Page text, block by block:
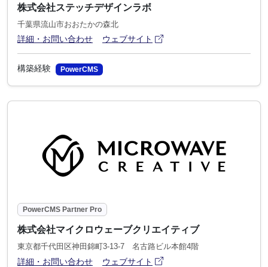
株式会社ステッチデザインラボ
千葉県流山市おおたかの森北
詳細・お問い合わせ ウェブサイト
構築経験 PowerCMS
PowerCMS Partner Pro
株式会社マイクロウェーブクリエイティブ
東京都千代田区神田錦町3-13-7 名古路ビル本館4階
詳細・お問い合わせ ウェブサイト